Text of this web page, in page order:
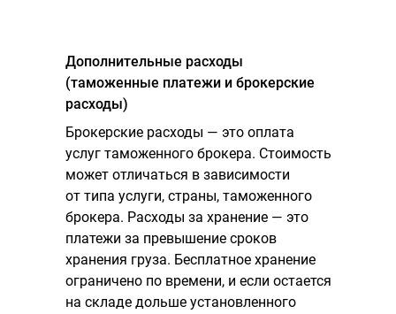
Дополнительные расходы
(таможенные платежи и брокерские
расходы)
Брокерские расходы — это оплата
услуг таможенного брокера. Стоимость
может отличаться в зависимости
от типа услуги, страны, таможенного
брокера. Расходы за хранение — это
платежи за превышение сроков
хранения груза. Бесплатное хранение
ограничено по времени, и если остается
на складе дольше установленного